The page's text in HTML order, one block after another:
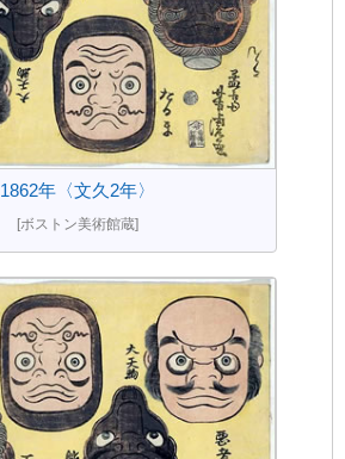
1862年〈文久2年〉
[ボストン美術館蔵]